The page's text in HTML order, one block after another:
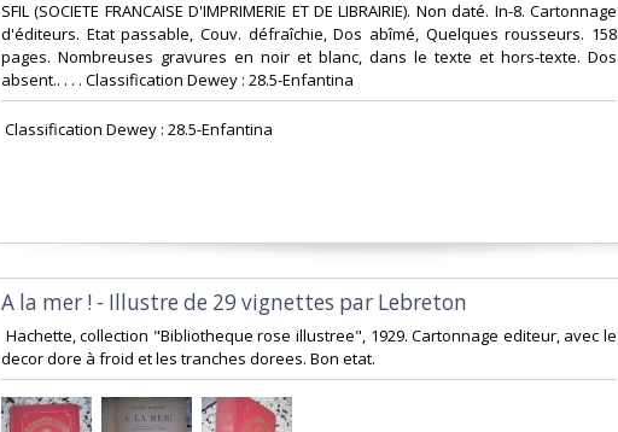
‎SFIL (SOCIETE FRANCAISE D'IMPRIMERIE ET DE LIBRAIRIE). Non daté. In-8. Cartonnage
d'éditeurs. Etat passable, Couv. défraîchie, Dos abîmé, Quelques rousseurs. 158
pages. Nombreuses gravures en noir et blanc, dans le texte et hors-texte. Dos
absent.. . . . Classification Dewey : 28.5-Enfantina‎
‎ Classification Dewey : 28.5-Enfantina‎
‎A la mer ! - Illustre de 29 vignettes par Lebreton ‎
‎ Hachette, collection "Bibliotheque rose illustree", 1929. Cartonnage editeur, avec le
decor dore à froid et les tranches dorees. Bon etat.‎